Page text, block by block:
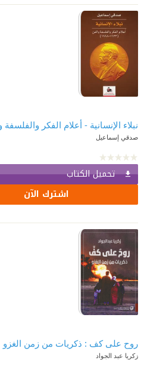
صدقي إسماعيل
تحميل الكتاب
اشترك الآن
روح على كف : ذكريات من زمن الغزو
زكريا عبد الجواد